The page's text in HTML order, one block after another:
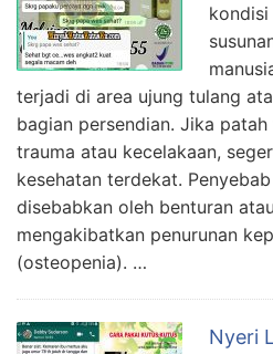
terjadi di area ujung tulang
bagian persendian. Jika
trauma atau kecelakaan,
kesehatan terdekat.
disebabkan oleh benturan
mengakibatkan penurunan
(osteopenia). …
Nyeri